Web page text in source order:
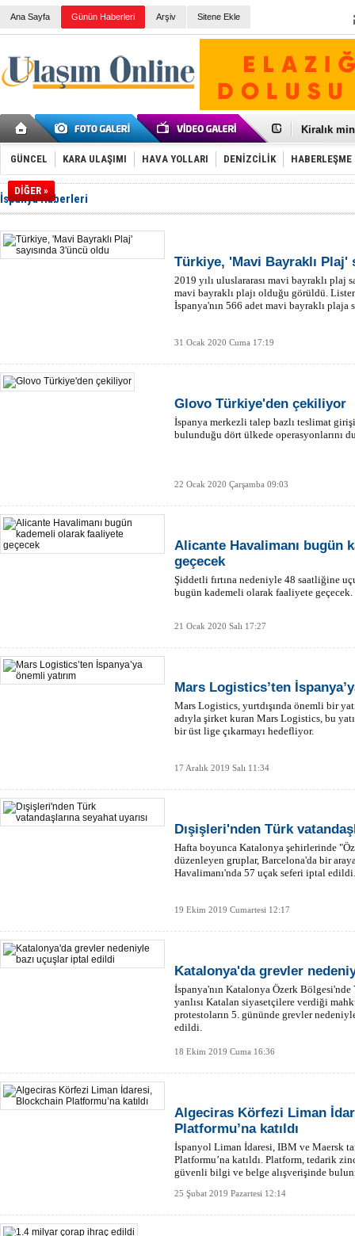
Ana Sayfa Günün Haberleri Arşiv Sitene Ekle
Kiralık
VW'de üst
Ünye
İzmir-
HAVAŞ
İran'a ait
'Jet uçak'
Rus savaş
GÜNCEL KARA ULAŞIMI HAVA YOLLARI DENİZCİLİK HABERLEŞME
DİĞER »
İspanya Haberleri
Türkiye, 'Mavi Bayraklı Plaj'
2019 yılı uluslararası mavi bayraklı plaj
mavi bayraklı plajı olduğu görüldü.
İspanya'nın 566 adet mavi bayraklı
31 Ocak 2020 Cuma 17:19
Glovo Türkiye'den çekiliyor
İspanya merkezli talep bazlı teslimat
bulunduğu dört ülkede operasyonlarını
22 Ocak 2020 Çarşamba 09:03
Alicante Havalimanı bugün
geçecek
Şiddetli fırtına nedeniyle 48 saatliğine
bugün kademeli olarak faaliyete geçecek.
21 Ocak 2020 Salı 17:27
Mars Logistics’ten
Mars Logistics, yurtdışında önemli bir
adıyla şirket kuran Mars Logistics, bu
bir üst lige çıkarmayı hedefliyor.
17 Aralık 2019 Salı 11:34
Dışişleri'nden Türk
Hafta boyunca Katalonya şehirlerinde
düzenleyen gruplar, Barcelona'da bir
Havalimanı'nda 57 uçak seferi iptal edildi.
19 Ekim 2019 Cumartesi 12:17
Katalonya'da grevler
İspanya'nın Katalonya Özerk Bölgesi'nde
yanlısı Katalan siyasetçilere verdiği
protestoların 5. gününde grevler
edildi.
18 Ekim 2019 Cuma 16:36
Algeciras Körfezi Liman
Platformu’na katıldı
İspanyol Liman İdaresi, IBM ve Maersk
Platformu’na katıldı. Platform, tedarik
güvenli bilgi ve belge alışverişinde
25 Şubat 2019 Pazartesi 12:14